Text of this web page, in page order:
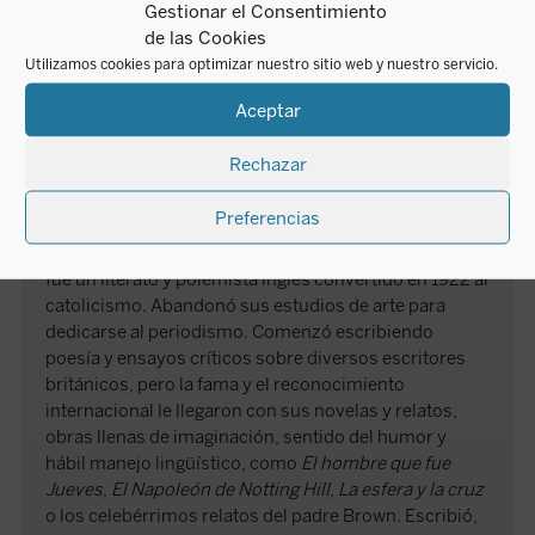
Gestionar el Consentimiento
de las Cookies
Utilizamos cookies para optimizar nuestro sitio web y nuestro servicio.
Aceptar
Rechazar
Preferencias
G.K. Chesterton
fue un literato y polemista inglés convertido en 1922 al
catolicismo. Abandonó sus estudios de arte para
dedicarse al periodismo. Comenzó escribiendo
poesía y ensayos críticos sobre diversos escritores
británicos, pero la fama y el reconocimiento
internacional le llegaron con sus novelas y relatos,
obras llenas de imaginación, sentido del humor y
hábil manejo lingüístico, como El hombre que fue
Jueves, El Napoleón de Notting Hill, La esfera y la cruz
o los celebérrimos relatos del padre Brown. Escribió,